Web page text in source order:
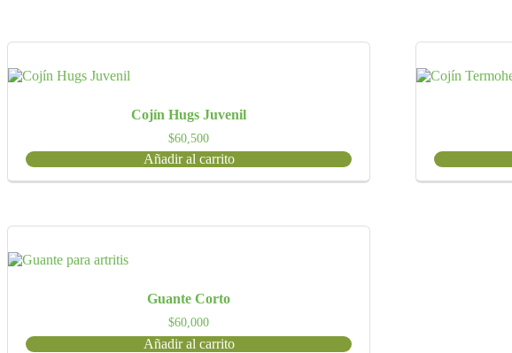
Cojín Hugs Juvenil
$60,500
Añadir al carrito
Guante Corto
$60,000
Añadir al carrito